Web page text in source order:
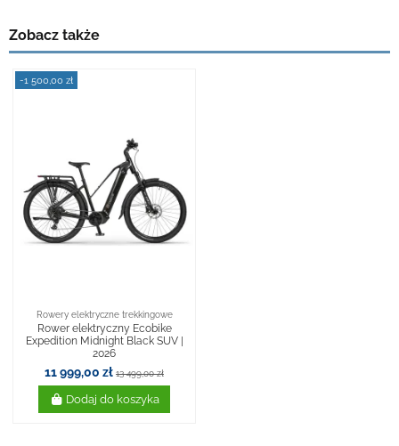
Zobacz także
-1 500,00 zł
Rowery elektryczne trekkingowe
Rower elektryczny Ecobike
Expedition Midnight Black SUV |
2026
11 999,00 zł 13 499,00 zł
Dodaj do koszyka